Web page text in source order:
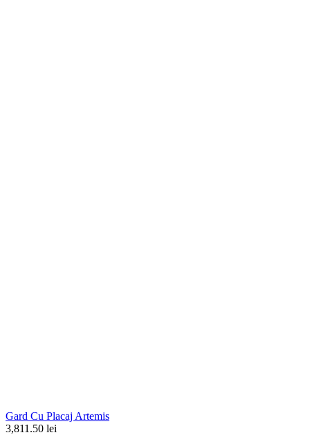
Gard Cu Placaj Artemis
3,811.50 lei